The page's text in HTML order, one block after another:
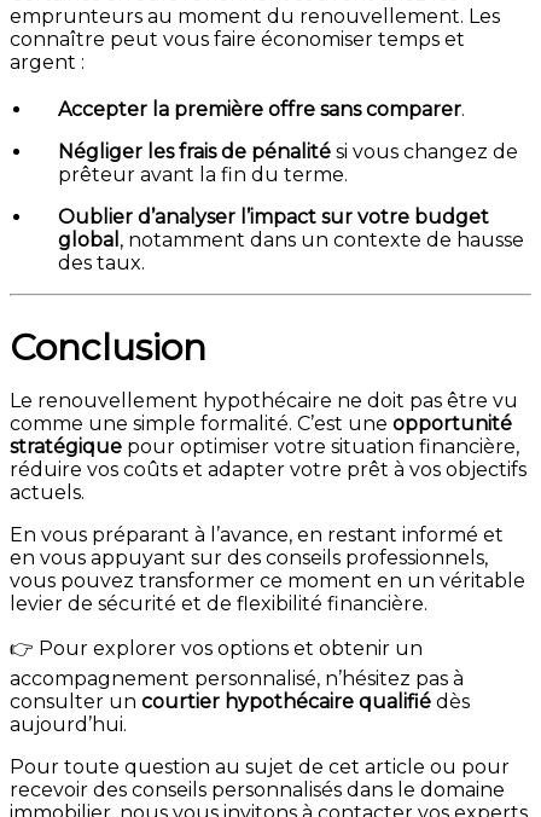
emprunteurs au moment du renouvellement. Les
connaître peut vous faire économiser temps et
argent :
Accepter la première offre sans comparer.
Négliger les frais de pénalité si vous changez de
prêteur avant la fin du terme.
Oublier d’analyser l’impact sur votre budget
global , notamment dans un contexte de hausse
des taux.
Conclusion
Le renouvellement hypothécaire ne doit pas être vu
comme une simple formalité. C’est une opportunité
stratégique pour optimiser votre situation financière,
réduire vos coûts et adapter votre prêt à vos objectifs
actuels.
En vous préparant à l’avance, en restant informé et
en vous appuyant sur des conseils professionnels,
vous pouvez transformer ce moment en un véritable
levier de sécurité et de flexibilité financière.
👉 Pour explorer vos options et obtenir un
accompagnement personnalisé, n’hésitez pas à
consulter un courtier hypothécaire qualifié dès
aujourd’hui.
Pour toute question au sujet de cet article ou pour
recevoir des conseils personnalisés dans le domaine